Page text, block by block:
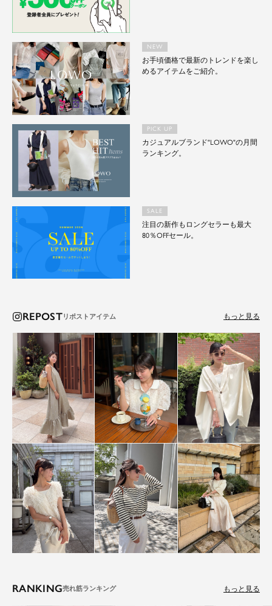
NEW
お手頃価格で最新のトレンドを楽し
めるアイテムをご紹介。
PICK UP
カジュアルブランド"LOWO"の月間
ランキング。
SALE
注目の新作もロングセラーも最大
80％OFFセール。
REPOST もっと見る
RANKING もっと見る